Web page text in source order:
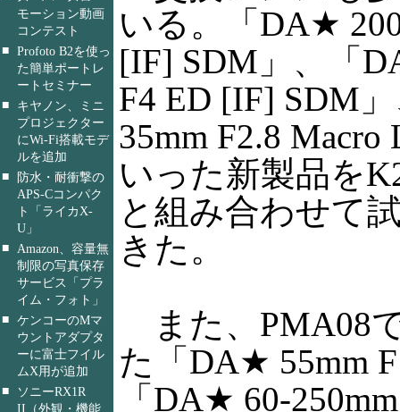
モーション動画
コンテスト
■ Profoto B2を使っ
た簡単ポートレ
ートセミナー
■
キヤノン、ミニ
プロジェクター
にWi-Fi搭載モデ
ルを追加
■
防水・耐衝撃の
APS-Cコンパク
ト「ライカX-
U」
■
Amazon、容量無
制限の写真保存
サービス「プラ
イム・フォト」
■ ケンコーのMマ
ウントアダプタ
ーに富士フイル
ムX用が追加
■
ソニーRX1R
II（外観・機能
いる。「DA★
[IF] SDM」、「
F4 ED [IF] SDM
35mm F2.8
いった新製品を
と組み合わせて
きた。
また、PMA08
た「DA★ 55mm
「DA★ 60-